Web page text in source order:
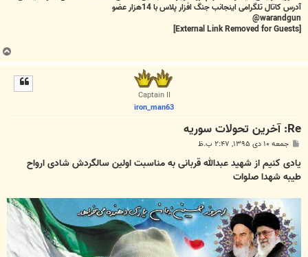
آدرس کاتال تلگرامی اینجانب جنگ افزار پلاس با 14هزار عضو
warandgun@
ب
ا
Captain II
iron_man63
Re: آخرين تحولات سوريه
پ
ت
جمعه ۱۰ دی ۱۳۹۵, ۲:۴۷ ب.ظ
یادی کنیم از شهید عبدالله قربانی به مناسبت اولین سالگردش شادی ارواح
طیبه شهدا صلوات